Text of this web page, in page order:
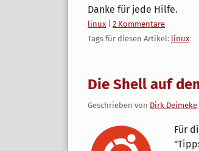
Danke für jede Hilfe.
Kategorien:
linux
2 Kommentare
Tags für diesen Artikel: linux
Die Shell auf
Geschrieben von Dirk Deimeke
Für